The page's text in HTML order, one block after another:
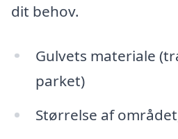
dit behov.
Gulvets materiale
parket)
Størrelse af